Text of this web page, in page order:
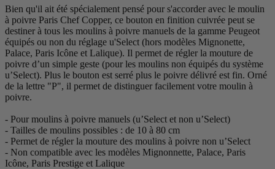
Bien qu'il ait été spécialement pensé pour s'accorder avec le moulin
à poivre Paris Chef Copper, ce bouton en finition cuivrée peut se
destiner à tous les moulins à poivre manuels de la gamme Peugeot
équipés ou non du réglage u'Select (hors modèles Mignonette,
Palace, Paris Icône et Lalique). Il permet de régler la mouture de
poivre d’un simple geste (pour les moulins non équipés du système
u’Select). Plus le bouton est serré plus le poivre délivré est fin. Orné
de la lettre "P", il permet de distinguer facilement votre moulin à
poivre.
- Pour moulins à poivre manuels (u’Select et non u’Select)
- Tailles de moulins possibles : de 10 à 80 cm
- Permet de régler la mouture des moulins à poivre non u’Select
- Non compatible avec les modèles Mignonnette, Palace, Paris
Icône, Paris Prestige et Lalique